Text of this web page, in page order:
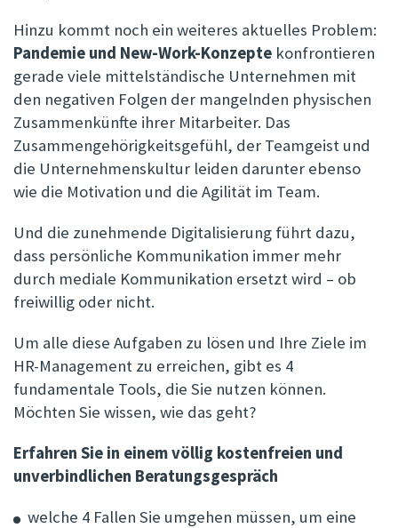
Hinzu kommt noch ein weiteres aktuelles Problem:
Pandemie und New-Work-Konzepte konfrontieren
gerade viele mittelständische Unternehmen mit
den negativen Folgen der mangelnden physischen
Zusammenkünfte ihrer Mitarbeiter. Das
Zusammengehörigkeitsgefühl, der Teamgeist und
die Unternehmenskultur leiden darunter ebenso
wie die Motivation und die Agilität im Team.
Und die zunehmende Digitalisierung führt dazu,
dass persönliche Kommunikation immer mehr
durch mediale Kommunikation ersetzt wird – ob
freiwillig oder nicht.
Um alle diese Aufgaben zu lösen und Ihre Ziele im
HR-Management zu erreichen, gibt es 4
fundamentale Tools, die Sie nutzen können.
Möchten Sie wissen, wie das geht?
Erfahren Sie in einem völlig kostenfreien und
unverbindlichen Beratungsgespräch
welche 4 Fallen Sie umgehen müssen, um eine